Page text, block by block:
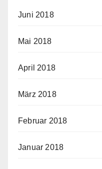
Juni 2018
Mai 2018
April 2018
März 2018
Februar 2018
Januar 2018